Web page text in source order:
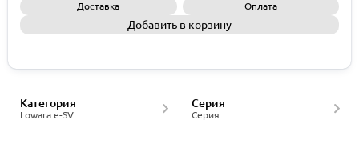
Доставка Оплата
Добавить в корзину
Lowara e-SV
Категория
Серия
Серия